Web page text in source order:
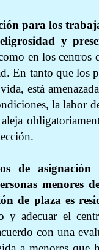
para los
y
en los
En tanto que los
está
la labor
de
menores
de plaza es
y adecuar el
con una